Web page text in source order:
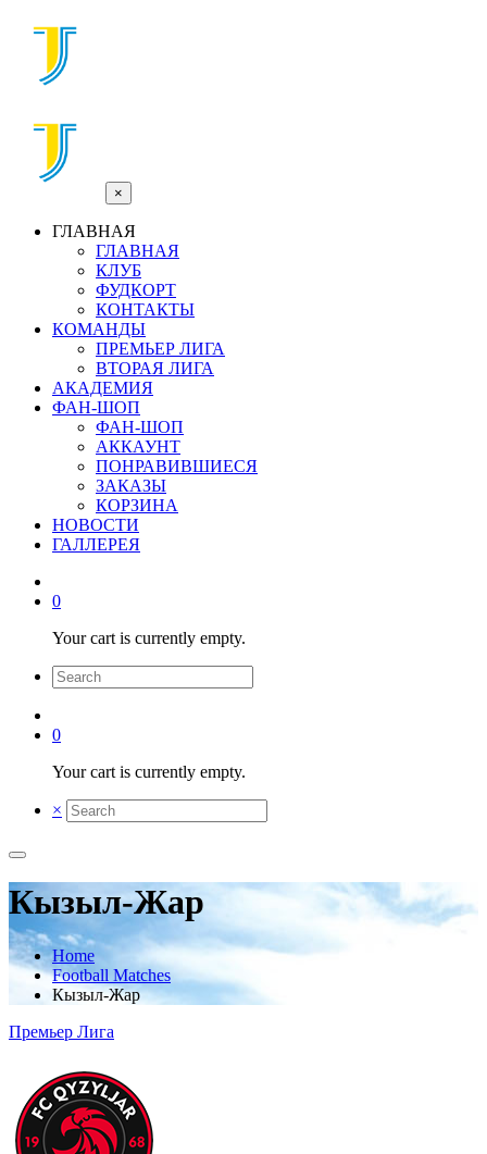
×
ГЛАВНАЯ
ГЛАВНАЯ
КЛУБ
ФУДКОРТ
КОНТАКТЫ
КОМАНДЫ
ПРЕМЬЕР ЛИГА
ВТОРАЯ ЛИГА
АКАДЕМИЯ
ФАН-ШОП
ФАН-ШОП
АККАУНТ
ПОНРАВИВШИЕСЯ
ЗАКАЗЫ
КОРЗИНА
НОВОСТИ
ГАЛЛЕРЕЯ
0
Your cart is currently empty.
0
Your cart is currently empty.
×
Кызыл-Жар
Home
Football Matches
Кызыл-Жар
Премьер Лига